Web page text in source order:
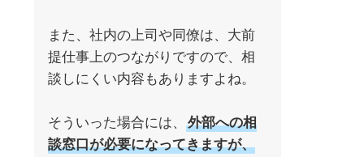
また、社内の上司や同僚は、大前
提仕事上のつながりですので、相
談しにくい内容もありますよね。
そういった場合には、
外部への相
談窓口が必要になってきますが、